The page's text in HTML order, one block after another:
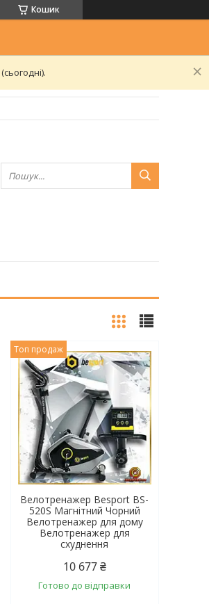
Кошик
Топ продаж
Велотренажер Besport BS-
520S Магнітний Чорний
Велотренажер для дому
Велотренажер для
схуднення
10 677 ₴
Готово до відправки